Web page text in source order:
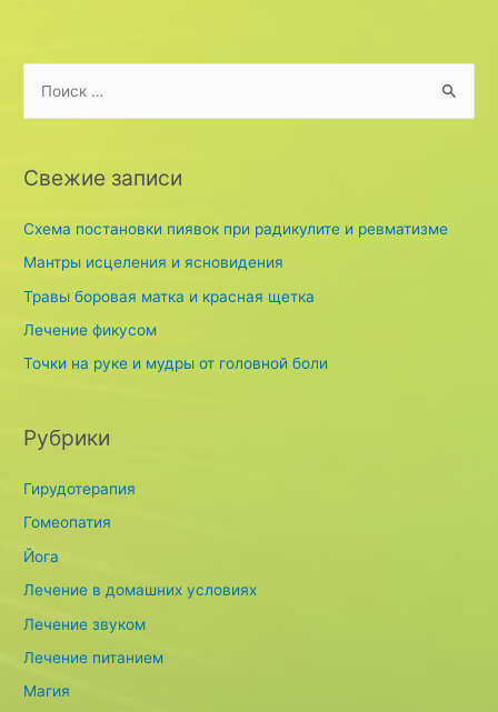
r
h
f
o
Свежие записи
Схема постановки пиявок при радикулите и ревматизме
Мантры исцеления и ясновидения
Травы боровая матка и красная щетка
Лечение фикусом
Точки на руке и мудры от головной боли
Рубрики
Гирудотерапия
Гомеопатия
Йога
Лечение в домашних условиях
Лечение звуком
Лечение питанием
Магия